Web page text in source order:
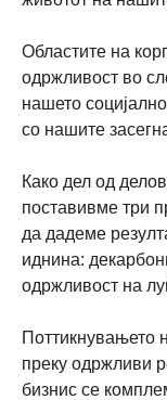
Областите на
одржливост во
нашето
со нашите
Како дел од
поставивме три
да дадеме
иднина:
одржливост на
Поттикнувањето
преку одржливи
бизнис се